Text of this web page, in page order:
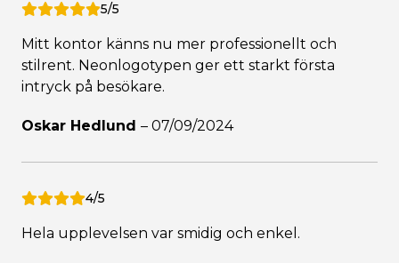
5/5
Mitt kontor känns nu mer professionellt och
stilrent. Neonlogotypen ger ett starkt första
intryck på besökare.
Oskar Hedlund – 07/09/2024
4/5
Hela upplevelsen var smidig och enkel.